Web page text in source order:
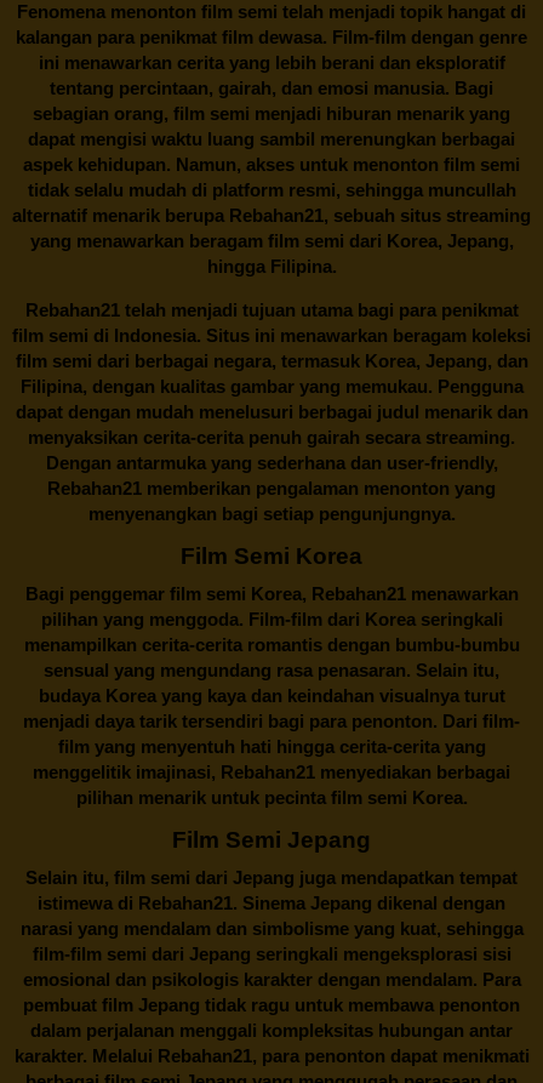
Fenomena menonton film semi telah menjadi topik hangat di
kalangan para penikmat film dewasa. Film-film dengan genre
ini menawarkan cerita yang lebih berani dan eksploratif
tentang percintaan, gairah, dan emosi manusia. Bagi
sebagian orang, film semi menjadi hiburan menarik yang
dapat mengisi waktu luang sambil merenungkan berbagai
aspek kehidupan. Namun, akses untuk menonton film semi
tidak selalu mudah di platform resmi, sehingga muncullah
alternatif menarik berupa Rebahan21, sebuah situs streaming
yang menawarkan beragam film semi dari Korea, Jepang,
hingga Filipina.
Rebahan21telah menjadi tujuan utama bagi para penikmat
film semi di Indonesia. Situs ini menawarkan beragam koleksi
film semi dari berbagai negara, termasuk Korea, Jepang, dan
Filipina, dengan kualitas gambar yang memukau. Pengguna
dapat dengan mudah menelusuri berbagai judul menarik dan
menyaksikan cerita-cerita penuh gairah secara streaming.
Dengan antarmuka yang sederhana dan user-friendly,
Rebahan21 memberikan pengalaman menonton yang
menyenangkan bagi setiap pengunjungnya.
Film Semi Korea
Bagi penggemar film semi Korea, Rebahan21menawarkan
pilihan yang menggoda. Film-film dari Korea seringkali
menampilkan cerita-cerita romantis dengan bumbu-bumbu
sensual yang mengundang rasa penasaran. Selain itu,
budaya Korea yang kaya dan keindahan visualnya turut
menjadi daya tarik tersendiri bagi para penonton. Dari film-
film yang menyentuh hati hingga cerita-cerita yang
menggelitik imajinasi, Rebahan21 menyediakan berbagai
pilihan menarik untuk pecinta film semi Korea.
Film Semi Jepang
Selain itu, film semi dari Jepang juga mendapatkan tempat
istimewa di Rebahan21. Sinema Jepang dikenal dengan
narasi yang mendalam dan simbolisme yang kuat, sehingga
film-film semi dari Jepang seringkali mengeksplorasi sisi
emosional dan psikologis karakter dengan mendalam. Para
pembuat film Jepang tidak ragu untuk membawa penonton
dalam perjalanan menggali kompleksitas hubungan antar
karakter. Melalui Rebahan21, para penonton dapat menikmati